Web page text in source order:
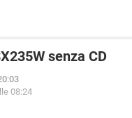
senza CD
08:24